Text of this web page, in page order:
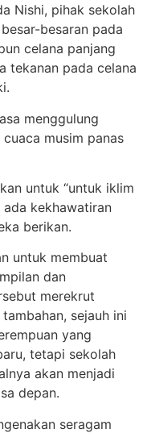
Nishi, pihak sekolah
besaran pada
celana panjang
tekanan pada celana
menggulung
musim panas
untuk “untuk iklim
ada kekhawatiran
berikan.
untuk membuat
dan
merekrut
sejauh ini
yang
tetapi sekolah
akan menjadi
depan.
seragam